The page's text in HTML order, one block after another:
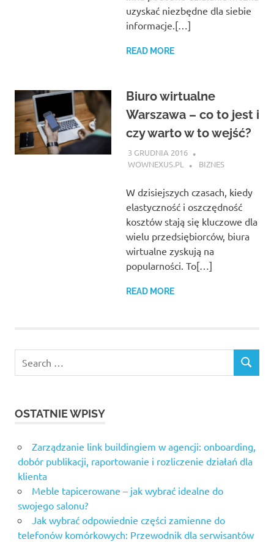
uzyskać niezbędne dla siebie
informacje.[…]
READ MORE
Biuro wirtualne
Warszawa – co to jest i
czy warto w to wejść?
3 GRUDNIA 2016
WOWNEXUS.PL
BIZNES
W dzisiejszych czasach, kiedy
elastyczność i oszczędność
kosztów stają się kluczowe dla
wielu przedsiębiorców, biura
wirtualne zyskują na
popularności. To[…]
READ MORE
for:
SEARCH
OSTATNIE WPISY
Zarządzanie link buildingiem w agencji: onboarding,
dobór publikacji, raportowanie i rozliczenie działań dla
klienta
Meble tapicerowane – jak wybrać idealne do
swojego salonu?
Jak wybrać odpowiednie części zamienne do
telefonów komórkowych: Przewodnik dla serwisantów